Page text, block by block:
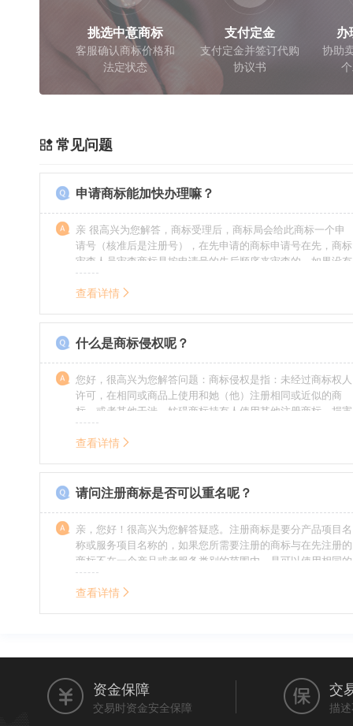
挑选中意商标
客服确认商标价格和
法定状态
支付定金
支付定金并签订代购
协议书
办
协助
常见问题
申请商标能加快办理嘛？
亲 很高兴为您解答，商标受理后，商标局会给此商标一个申
请号（核准后是注册号），在先申请的商标申请号在先，商标
审查人员审查商标是按申请号的先后顺序来审查的，如果没有
特殊情况（受理案件需要，被异议等），不会延迟也不会提
前。
查看详情
什么是商标侵权呢？
您好，很高兴为您解答问题：商标侵权是指：未经过商标权人
许可，在相同或商品上使用和她（他）注册相同或近似的商
标，或者其他干涉、妨碍商标持有人使用其他注册商标，损害
商标持有人合法权益的其他行为。侵权的人通常需要承担侵权
的责任，明知侵权的行为的人要承担赔偿的责任。情节严重
查看详情
请问注册商标是否可以重名呢？
亲，您好！很高兴为您解答疑惑。注册商标是要分产品项目名
称或服务项目名称的，如果您所需要注册的商标与在先注册的
商标不在一个产品或者服务类别的范围内，是可以使用相同的
名称的。希望我的回答能帮到您。
查看详情
资金保障
交易时资金安全保障
交
描